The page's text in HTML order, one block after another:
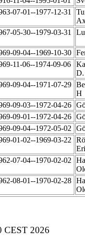
07-01--1977-12-31
05-30--1979-03-31
09-04--1969-10-30
11-06--1974-09-06
09-04--1971-07-29
H
09-03--1972-04-26
09-01--1972-04-26
09-04--1972-05-02
01-02--1969-03-22
07-04--1970-02-02
08-01--1970-02-28
CEST 2026